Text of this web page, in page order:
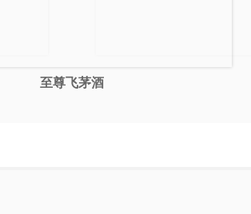
至尊飞茅酒